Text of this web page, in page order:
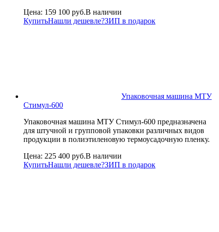
Цена: 159 100 руб.В наличии
КупитьНашли дешевле?ЗИП в подарок
Упаковочная машина МТУ
Стимул-600
Упаковочная машина МТУ Стимул-600 предназначена
для штучной и групповой упаковки различных видов
продукции в полиэтиленовую термоусадочную пленку.
Цена: 225 400 руб.В наличии
КупитьНашли дешевле?ЗИП в подарок